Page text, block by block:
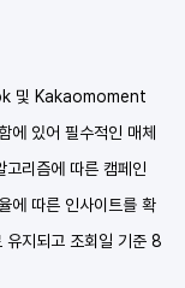
및 Kakaomoment
에 있어 필수적인 매체
리즘에 따른 캠페인
에 따른 인사이트를 확
유지되고 조회일 기준 8